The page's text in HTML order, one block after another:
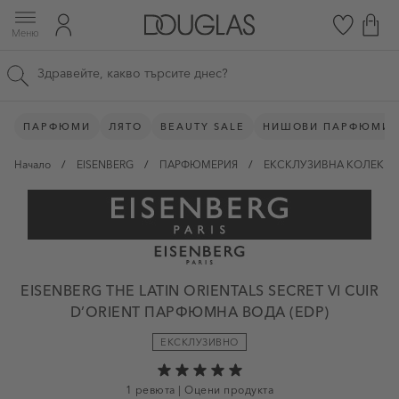
Прескачане към съдържанието
Skip to main content
Меню
ПАРФЮМИ ЛЯТО BEAUTY SALE НИШОВИ ПАРФЮМИ
Начало / EISENBERG / ПАРФЮМЕРИЯ / ЕКСКЛУЗИВНА
EISENBERG THE LATIN ORIENTALS SECRET VI CUIR
D’ORIENT ПАРФЮМНА ВОДА (EDP)
ЕКСКЛУЗИВНО
1 ревюта | Оцени продукта